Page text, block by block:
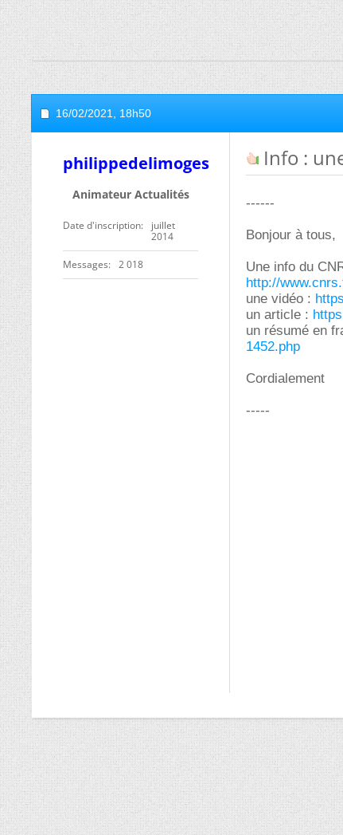
16/02/2021, 18h50
philippedelimoges
Animateur Actualités
Date d'inscription
juillet
2014
Messages 2 018
Info :
------
Bonjour à tous,
Une info du
http://
une vidéo :
un article :
un résumé en
1452.php
Cordialement
-----